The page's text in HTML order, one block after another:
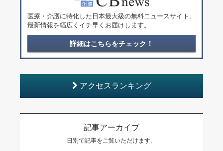
医療・介護に特化した日本最大級の無料ニュースサイト。
最新情報を幅広くイチ早くお届けします。
詳細はこちらをチェック！
アクセスランキング
記事アーカイブ
日別で記事をご覧いただけます。